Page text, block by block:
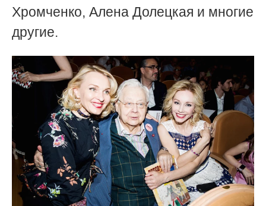
Хромченко, Алена Долецкая и многие
другие.